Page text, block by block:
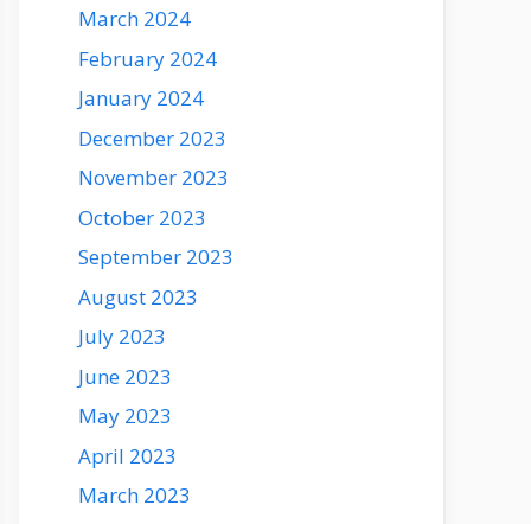
March 2024
February 2024
January 2024
December 2023
November 2023
October 2023
September 2023
August 2023
July 2023
June 2023
May 2023
April 2023
March 2023